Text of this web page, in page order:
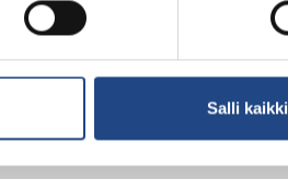
Salli kaikki